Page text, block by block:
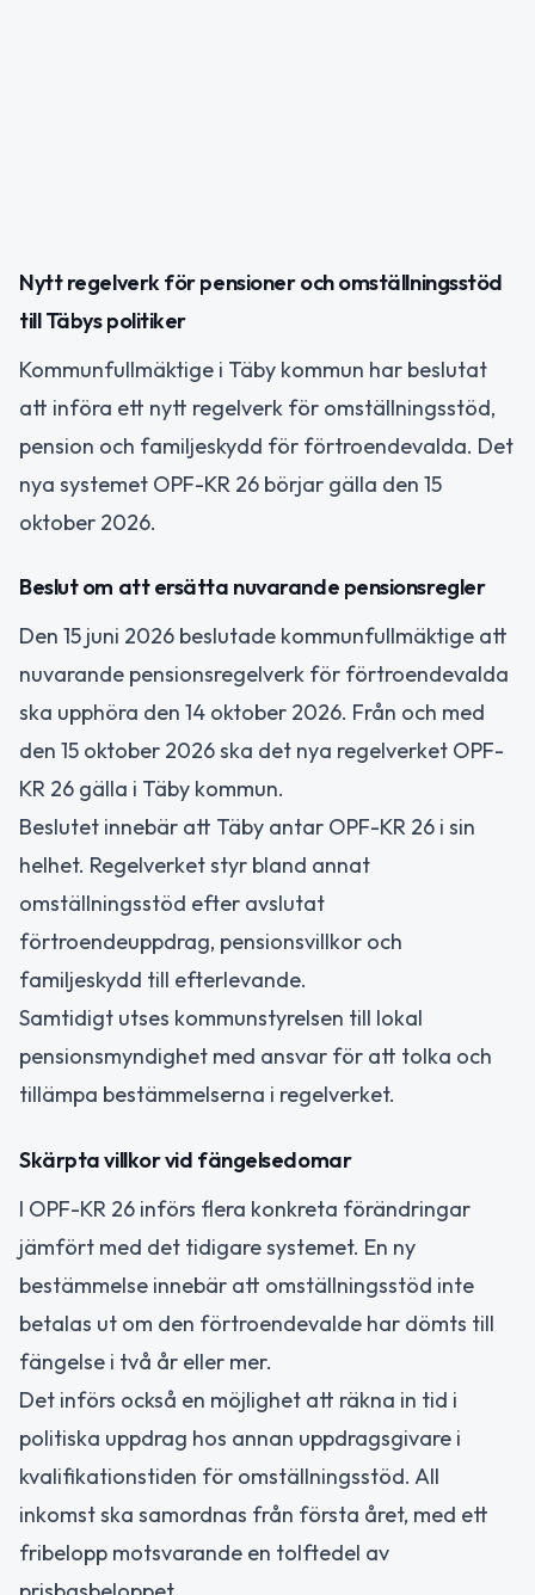
Nytt regelverk för pensioner och omställningsstöd
till Täbys politiker
Kommunfullmäktige i Täby kommun har beslutat
att införa ett nytt regelverk för omställningsstöd,
pension och familjeskydd för förtroendevalda. Det
nya systemet OPF-KR 26 börjar gälla den 15
oktober 2026.
Beslut om att ersätta nuvarande pensionsregler
Den 15 juni 2026 beslutade kommunfullmäktige att
nuvarande pensionsregelverk för förtroendevalda
ska upphöra den 14 oktober 2026. Från och med
den 15 oktober 2026 ska det nya regelverket OPF-
KR 26 gälla i Täby kommun.
Beslutet innebär att Täby antar OPF-KR 26 i sin
helhet. Regelverket styr bland annat
omställningsstöd efter avslutat
förtroendeuppdrag, pensionsvillkor och
familjeskydd till efterlevande.
Samtidigt utses kommunstyrelsen till lokal
pensionsmyndighet med ansvar för att tolka och
tillämpa bestämmelserna i regelverket.
Skärpta villkor vid fängelsedomar
I OPF-KR 26 införs flera konkreta förändringar
jämfört med det tidigare systemet. En ny
bestämmelse innebär att omställningsstöd inte
betalas ut om den förtroendevalde har dömts till
fängelse i två år eller mer.
Det införs också en möjlighet att räkna in tid i
politiska uppdrag hos annan uppdragsgivare i
kvalifikationstiden för omställningsstöd. All
inkomst ska samordnas från första året, med ett
fribelopp motsvarande en tolftedel av